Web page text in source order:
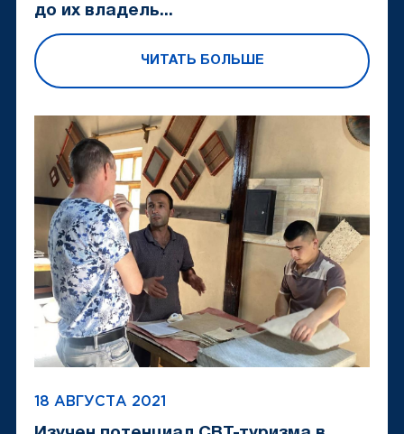
до их владель...
ЧИТАТЬ БОЛЬШЕ
18 АВГУСТА 2021